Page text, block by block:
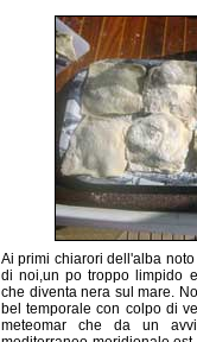
Ai primi chiarori dell'alba
di noi,un po troppo limpido
che diventa nera sul mare.
bel temporale con colpo di
meteomar che da un